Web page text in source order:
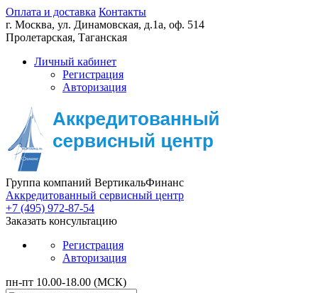
Оплата и доставка Контакты
г. Москва, ул. Динамовская, д.1а, оф. 514
Пролетарская, Таганская
Личный кабинет
Регистрация
Авторизация
Группа компаний ВертикальФинанс
Аккредитованный сервисный центр
+7 (495) 972-87-54
Заказать консультацию
Регистрация
Авторизация
пн-пт 10.00-18.00 (МСК)